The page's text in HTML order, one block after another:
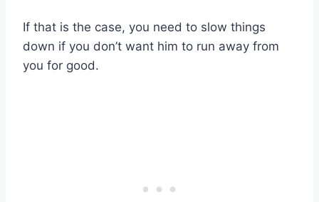
If that is the case, you need to slow things
down if you don’t want him to run away from
you for good.